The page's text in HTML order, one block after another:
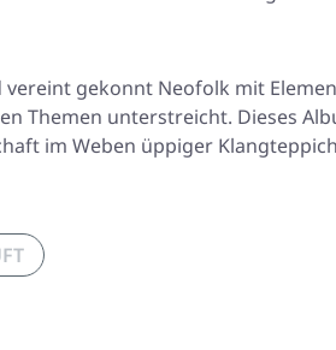
gekonnt Neofolk mit
Themen unterstreicht. Dieses
im Weben üppiger